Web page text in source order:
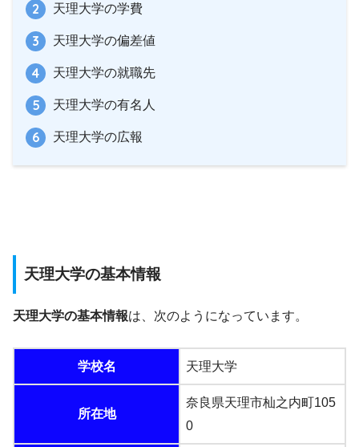
天理大学の学費
天理大学の偏差値
天理大学の就職先
天理大学の有名人
天理大学の広報
天理大学の基本情報
天理大学の基本情報は、次のようになっています。
学校名 天理大学
所在地
奈良県天理市杣之内町105
0